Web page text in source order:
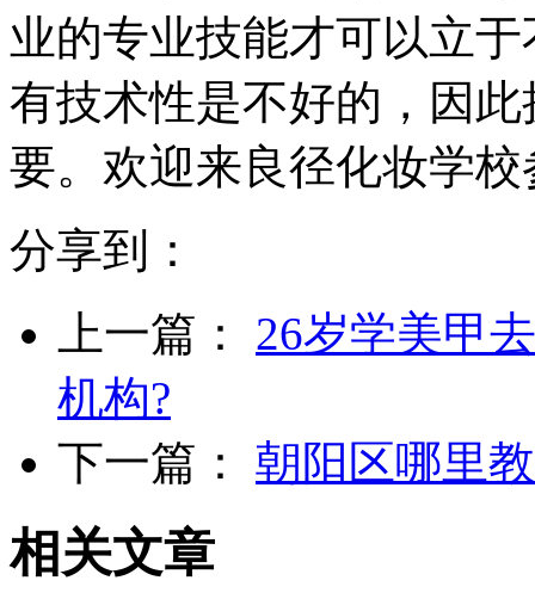
业的专业技能才可以立
有技术性是不好的，因
要。欢迎来良径化妆学
分享到：
上一篇：
26岁学美甲
机构?
下一篇：
朝阳区哪里
相关文章